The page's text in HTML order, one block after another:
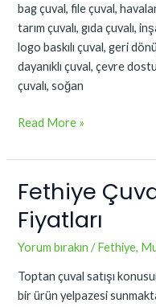
bag çuval, file çuval,
tarım çuvalı, gıda çuvalı,
logo baskılı çuval, geri
dayanıklı çuval, çevre
çuvalı, soğan
Read More »
Fethiye
Fiyatları
Yorum bırakın /Fethiye,
Toptan çuval satışı
bir ürün yelpazesi
Fethiye
|
Toptan
Fiyatları